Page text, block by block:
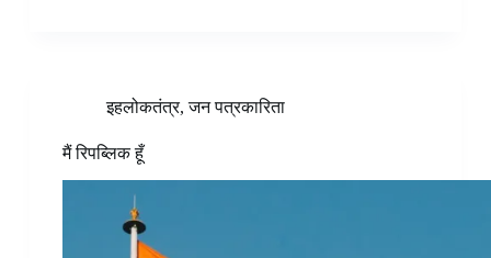
इहलोकतंत्र,जन पत्रकारिता
मैं रिपब्लिक हूँ